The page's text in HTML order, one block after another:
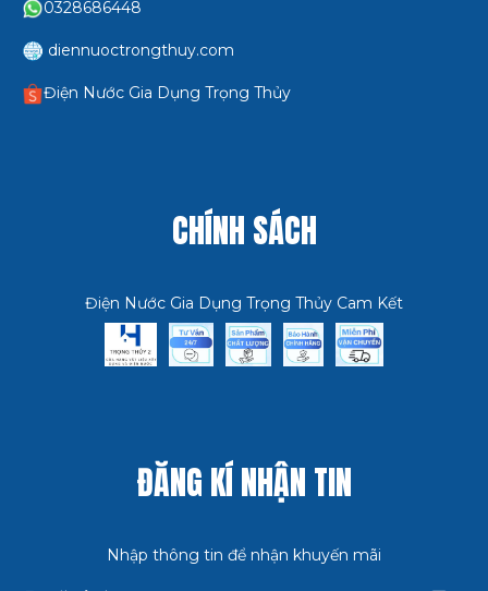
0328686448
diennuoctrongthuy.com
Điện Nước Gia Dụng Trọng Thủy
CHÍNH SÁCH
Điện Nước Gia Dụng Trọng Thủy Cam Kết
ĐĂNG KÍ NHẬN TIN
Nhập thông tin để nhận khuyến mãi